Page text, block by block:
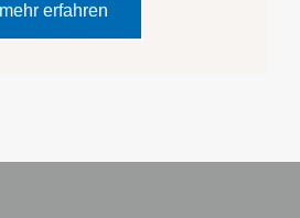
mehr erfahren